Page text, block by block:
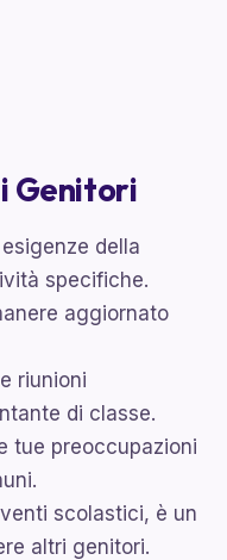
Genitori
della
specifiche.
aggiornato
riunioni
di classe.
tue preoccupazioni
scolastici, è un
altri genitori.